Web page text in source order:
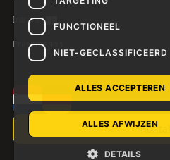
Intranet
Präsentation
Kontakt
FUNCTIONEEL
NIET-GECLASSIFICEERD
ALLES ACCEPTEREN
ALLES AFWIJZEN
DETAILS